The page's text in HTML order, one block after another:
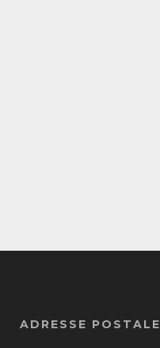
ADRESSE POSTALE